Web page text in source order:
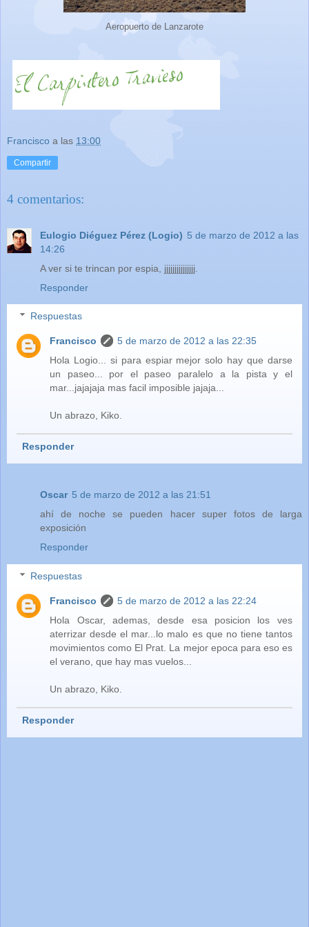
Aeropuerto de Lanzarote
Francisco a las 13:00
Compartir
4 comentarios:
Eulogio Diéguez Pérez (Logio) 5 de marzo de 2012 a las
14:26
A ver si te trincan por espia, jjjjjjjjjjjjjjj.
Responder
Respuestas
Francisco
5 de marzo de 2012 a las 22:35
Hola Logio... si para espiar mejor solo hay que darse
un paseo... por el paseo paralelo a la pista y el
mar...jajajaja mas facil imposible jajaja...
Un abrazo, Kiko.
Responder
Oscar 5 de marzo de 2012 a las 21:51
ahí de noche se pueden hacer super fotos de larga
exposición
Responder
Respuestas
Francisco
5 de marzo de 2012 a las 22:24
Hola Oscar, ademas, desde esa posicion los ves
aterrizar desde el mar...lo malo es que no tiene tantos
movimientos como El Prat. La mejor epoca para eso es
el verano, que hay mas vuelos...
Un abrazo, Kiko.
Responder